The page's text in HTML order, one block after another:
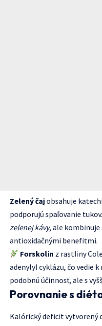
Zelený čajobsahuje
podporujú spaľovanie tukov.
zelenej kávy, ale
antioxidačnými benefitmi.
Forskolin z rastliny
adenylyl cyklázu, čo vedie
podobnú účinnosť, ale s
Porovnanie s
Kalórický deficit vytvorený